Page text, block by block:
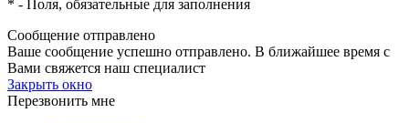
* - Поля, обязательные для заполнения
Сообщение отправлено
Ваше сообщение успешно отправлено. В ближайшее время с
Вами свяжется наш специалист
Закрыть окно
Перезвонить мне